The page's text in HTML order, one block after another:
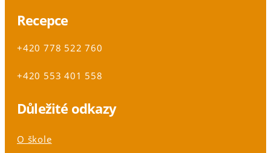
Recepce
+420 778 522 760
+420 553 401 558
Důležité odkazy
O škole